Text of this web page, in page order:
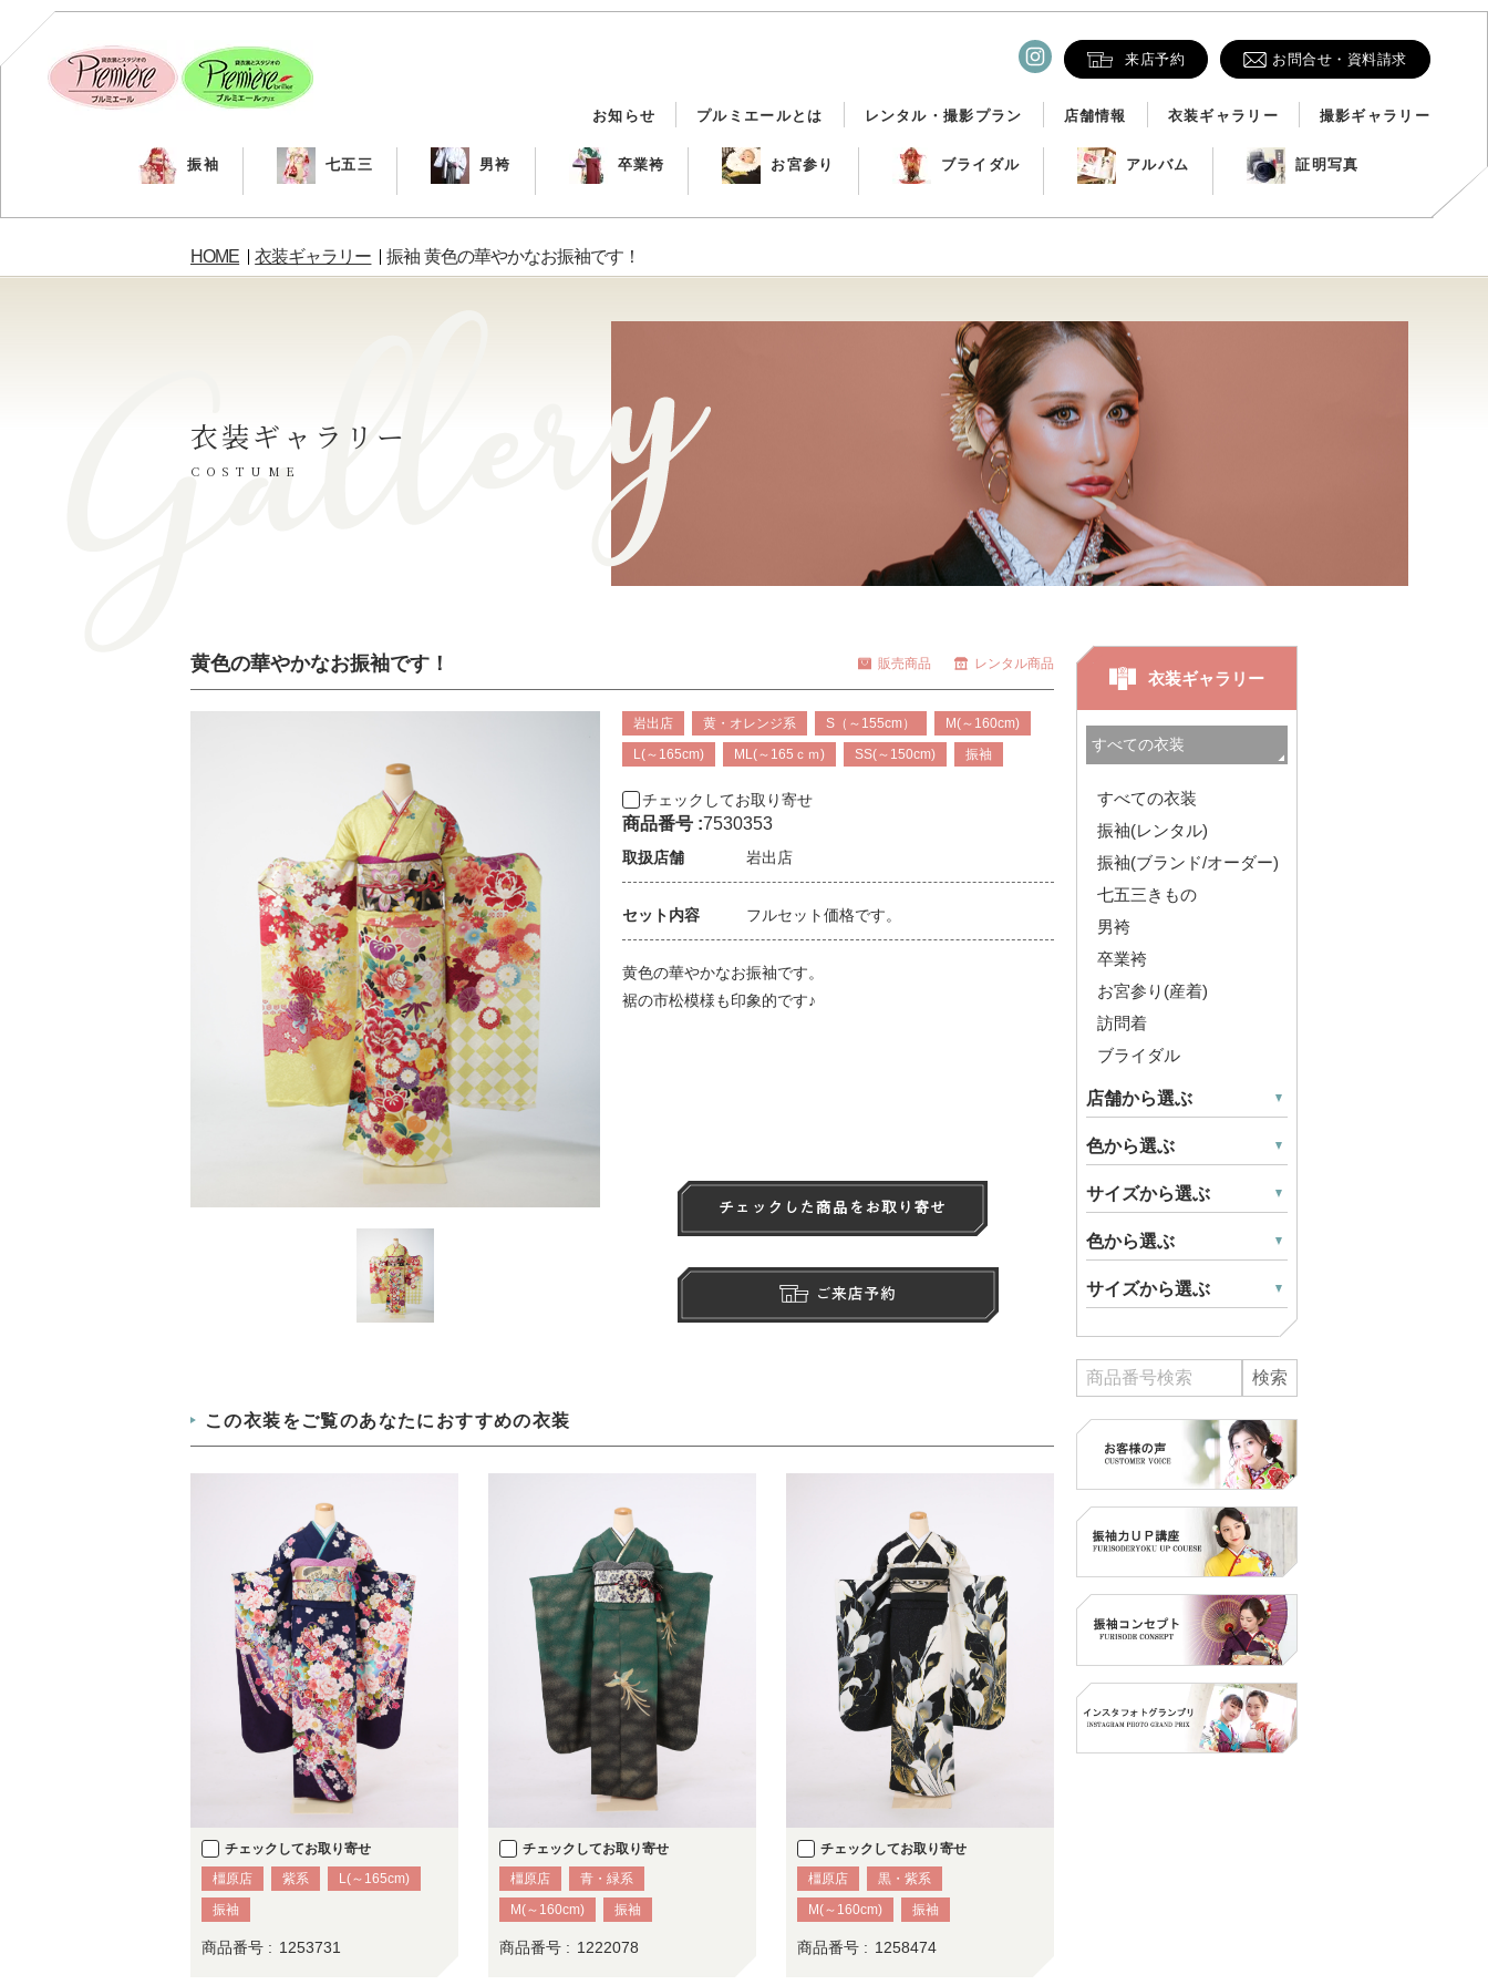
来店予約 お問合せ・資料請求
お知らせ プルミエールとは レンタル・撮影プラン 店舗情報 衣装ギャラリー 撮影ギャラリー
振袖 七五三 男袴 卒業袴 お宮参り ブライダル アルバム 証明写真
HOME 衣装ギャラリー 振袖 黄色の華やかなお振袖です！
衣装ギャラリー
COSTUME
黄色の華やかなお振袖です！ 販売商品 レンタル商品
岩出店 黄・オレンジ系 S（～155cm）
M(～160cm)
L(～165cm)
ML(～165ｃｍ) SS(～150cm) 振袖
チェックしてお取り寄せ
商品番号 :7530353
取扱店舗 岩出店
セット内容 フルセット価格です。
黄色の華やかなお振袖です。
裾の市松模様も印象的です♪
この衣装をご覧のあなたにおすすめの衣装
チェックしてお取り寄せ
橿原店
紫系
L(～165cm)
振袖
商品番号 : 1253731
チェックしてお取り寄せ
橿原店
青・緑系
M(～160cm)
振袖
商品番号 : 1222078
チェックしてお取り寄せ
橿原店
黒・紫系
M(～160cm)
振袖
商品番号 : 1258474
衣装ギャラリー
すべての衣装
振袖(レンタル)
振袖(ブランド/オーダー)
七五三きもの
男袴
卒業袴
お宮参り(産着)
訪問着
ブライダル
店舗から選ぶ
色から選ぶ
サイズから選ぶ
色から選ぶ
サイズから選ぶ